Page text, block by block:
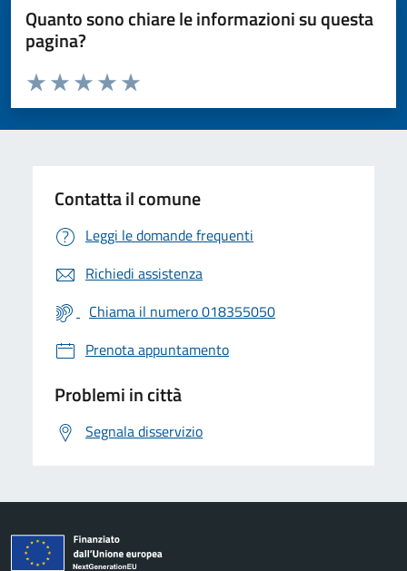
Quanto sono chiare le informazioni su questa
pagina?
Valuta da 1 a 5 stelle la pagina
Valuta 5 stelle su 5
Valuta 4 stelle su 5
Valuta 3 stelle su 5
Valuta 2 stelle su 5
Valuta 1 stelle su 5
Contatta il comune
Leggi le domande frequenti
Richiedi assistenza
Chiama il numero 018355050
Prenota appuntamento
Problemi in città
Segnala disservizio